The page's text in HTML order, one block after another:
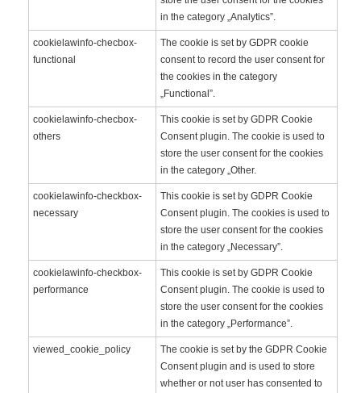
in the category „Analytics”.
cookielawinfo-checbox-
functional
The cookie is set by GDPR cookie
consent to record the user consent for
the cookies in the category
„Functional”.
cookielawinfo-checbox-
others
This cookie is set by GDPR Cookie
Consent plugin. The cookie is used to
store the user consent for the cookies
in the category „Other.
cookielawinfo-checkbox-
necessary
This cookie is set by GDPR Cookie
Consent plugin. The cookies is used to
store the user consent for the cookies
in the category „Necessary”.
cookielawinfo-checkbox-
performance
This cookie is set by GDPR Cookie
Consent plugin. The cookie is used to
store the user consent for the cookies
in the category „Performance”.
viewed_cookie_policy
The cookie is set by the GDPR Cookie
Consent plugin and is used to store
whether or not user has consented to